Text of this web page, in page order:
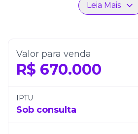
Além disso, o apartamento
quem busca morar bem ou
promissor.
Leia Mais
Valor para venda
R$ 670.000
IPTU
Sob consulta